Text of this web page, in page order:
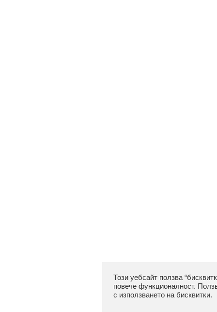
Този уебсайт ползва
повече функционалност.
с използването на бисквитки.